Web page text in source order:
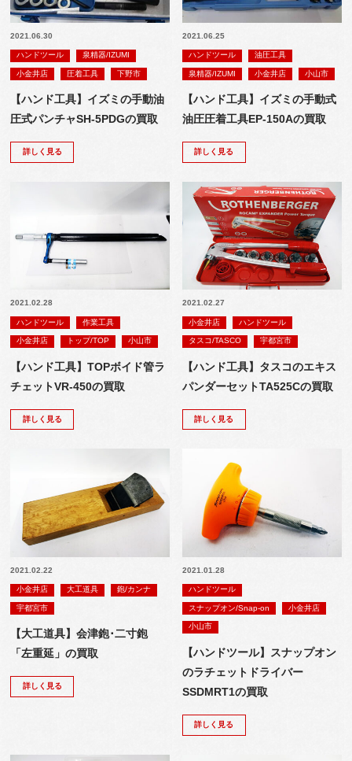
2021.06.30
ハンドツール 泉精器/IZUMI
小金井店 圧着工具 下野市
【ハンド工具】イズミの手動油
圧式パンチャSH-5PDGの買取
詳しく見る
2021.06.25
ハンドツール 油圧工具
泉精器/IZUMI 小金井店 小山市
【ハンド工具】イズミの手動式
油圧圧着工具EP-150Aの買取
詳しく見る
2021.02.28
ハンドツール 作業工具
小金井店 トップ/TOP 小山市
【ハンド工具】TOPボイド管ラ
チェットVR-450の買取
詳しく見る
2021.02.27
小金井店 ハンドツール
タスコ/TASCO 宇都宮市
【ハンド工具】タスコのエキス
パンダーセットTA525Cの買取
詳しく見る
2021.02.22
小金井店 大工道具 鉋/カンナ
宇都宮市
【大工道具】会津鉋･二寸鉋
「左重延」の買取
詳しく見る
2021.01.28
ハンドツール
スナップオン/Snap-on 小金井店
小山市
【ハンドツール】スナップオン
のラチェットドライバー
SSDMRT1の買取
詳しく見る